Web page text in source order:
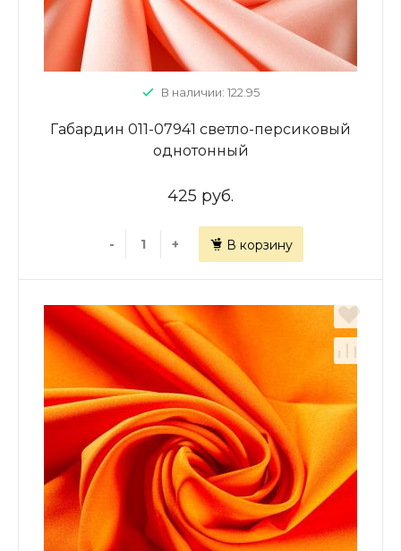
В наличии: 122.95
Габардин 011-07941 светло-персиковый
однотонный
425 руб.
- + В корзину